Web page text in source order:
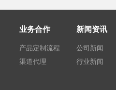
业务合作
产品定制流程
渠道代理
新闻资讯
公司新闻
行业新闻